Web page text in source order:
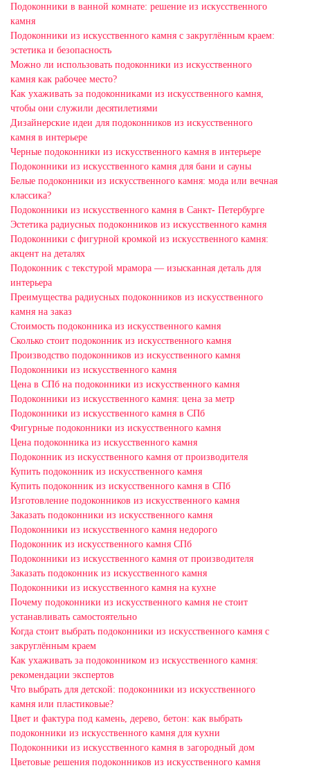
Подоконники в ванной комнате: решение из искусственного
камня
Подоконники из искусственного камня с закруглённым краем:
эстетика и безопасность
Можно ли использовать подоконники из искусственного
камня как рабочее место?
Как ухаживать за подоконниками из искусственного камня,
чтобы они служили десятилетиями
Дизайнерские идеи для подоконников из искусственного
камня в интерьере
Черные подоконники из искусственного камня в интерьере
Подоконники из искусственного камня для бани и сауны
Белые подоконники из искусственного камня: мода или вечная
классика?
Подоконники из искусственного камня в Санкт- Петербурге
Эстетика радиусных подоконников из искусственного камня
Подоконники с фигурной кромкой из искусственного камня:
акцент на деталях
Подоконник с текстурой мрамора — изысканная деталь для
интерьера
Преимущества радиусных подоконников из искусственного
камня на заказ
Стоимость подоконника из искусственного камня
Сколько стоит подоконник из искусственного камня
Производство подоконников из искусственного камня
Подоконники из искусственного камня
Цена в СПб на подоконники из искусственного камня
Подоконники из искусственного камня: цена за метр
Подоконники из искусственного камня в СПб
Фигурные подоконники из искусственного камня
Цена подоконника из искусственного камня
Подоконник из искусственного камня от производителя
Купить подоконник из искусственного камня
Купить подоконник из искусственного камня в СПб
Изготовление подоконников из искусственного камня
Заказать подоконники из искусственного камня
Подоконники из искусственного камня недорого
Подоконник из искусственного камня СПб
Подоконники из искусственного камня от производителя
Заказать подоконник из искусственного камня
Подоконники из искусственного камня на кухне
Почему подоконники из искусственного камня не стоит
устанавливать самостоятельно
Когда стоит выбрать подоконники из искусственного камня с
закруглённым краем
Как ухаживать за подоконником из искусственного камня:
рекомендации экспертов
Что выбрать для детской: подоконники из искусственного
камня или пластиковые?
Цвет и фактура под камень, дерево, бетон: как выбрать
подоконники из искусственного камня для кухни
Подоконники из искусственного камня в загородный дом
Цветовые решения подоконников из искусственного камня